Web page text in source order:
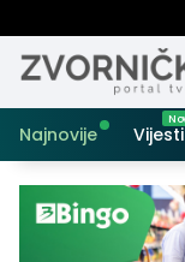
Najnovije Vijesti